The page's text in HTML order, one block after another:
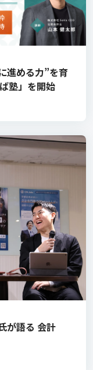
進める力”を育
塾」を開始
が語る 会計